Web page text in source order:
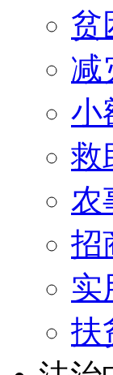
贫
减
小
救
农
招
实
扶